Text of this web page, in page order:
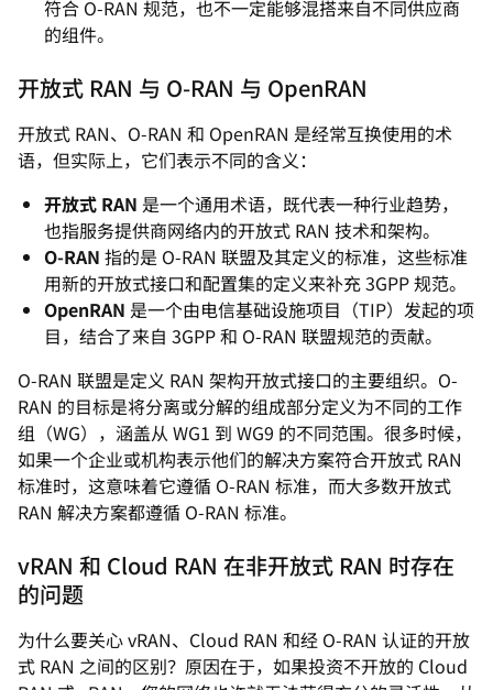
符合 O-RAN 规范，也不一定能够混搭来自不同供应商
的组件。
开放式 RAN 与 O-RAN 与 OpenRAN
开放式 RAN、O-RAN 和 OpenRAN 是经常互换使用的术
语，但实际上，它们表示不同的含义：
开放式 RAN 是一个通用术语，既代表一种行业趋势，
也指服务提供商网络内的开放式 RAN 技术和架构。
O-RAN 指的是 O-RAN 联盟及其定义的标准，这些标准
用新的开放式接口和配置集的定义来补充 3GPP 规范。
OpenRAN 是一个由电信基础设施项目（TIP）发起的项
目，结合了来自 3GPP 和 O-RAN 联盟规范的贡献。
O-RAN 联盟是定义 RAN 架构开放式接口的主要组织。O-
RAN 的目标是将分离或分解的组成部分定义为不同的工作
组（WG），涵盖从 WG1 到 WG9 的不同范围。很多时候，
如果一个企业或机构表示他们的解决方案符合开放式 RAN
标准时，这意味着它遵循 O-RAN 标准，而大多数开放式
RAN 解决方案都遵循 O-RAN 标准。
vRAN 和 Cloud RAN 在非开放式 RAN 时存在
的问题
为什么要关心 vRAN、Cloud RAN 和经 O-RAN 认证的开放
式 RAN 之间的区别？原因在于，如果投资不开放的 Cloud